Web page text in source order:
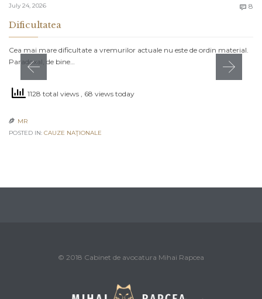
July 24, 2026  8
Dificultatea
Cea mai mare dificultate a vremurilor actuale nu este de ordin material.
Paradoxal, de bine…
1128 total views , 68 views today
 MR
POSTED IN: CAUZE NAŢIONALE
© 2018 Cabinet de avocatura Mihai Rapcea